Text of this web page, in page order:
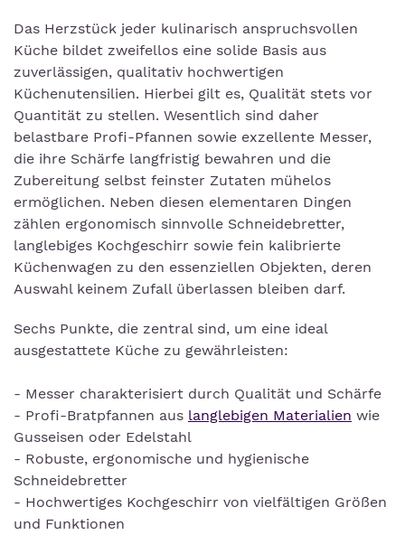
Das Herzstück jeder kulinarisch anspruchsvollen
Küche bildet zweifellos eine solide Basis aus
zuverlässigen, qualitativ hochwertigen
Küchenutensilien. Hierbei gilt es, Qualität stets vor
Quantität zu stellen. Wesentlich sind daher
belastbare Profi-Pfannen sowie exzellente Messer,
die ihre Schärfe langfristig bewahren und die
Zubereitung selbst feinster Zutaten mühelos
ermöglichen. Neben diesen elementaren Dingen
zählen ergonomisch sinnvolle Schneidebretter,
langlebiges Kochgeschirr sowie fein kalibrierte
Küchenwagen zu den essenziellen Objekten, deren
Auswahl keinem Zufall überlassen bleiben darf.
Sechs Punkte, die zentral sind, um eine ideal
ausgestattete Küche zu gewährleisten:
- Messer charakterisiert durch Qualität und Schärfe
- Profi-Bratpfannen aus langlebigen Materialien wie
Gusseisen oder Edelstahl
- Robuste, ergonomische und hygienische
Schneidebretter
- Hochwertiges Kochgeschirr von vielfältigen Größen
und Funktionen